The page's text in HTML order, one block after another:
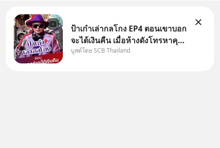
ป้าเก๋าเล่ากลโกง EP4 ตอนเขาบอก
จะได้เงินคืน เมื่อห้างดังโทรหาคุณ
วิยะดา แจ้งเรื่องเคลมสินค้าแล้ว
บูสต์โดย SCB Thailand